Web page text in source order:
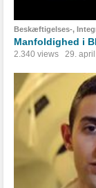
Beskæftigelses-,
Manfoldighed i
2.340 views 29.